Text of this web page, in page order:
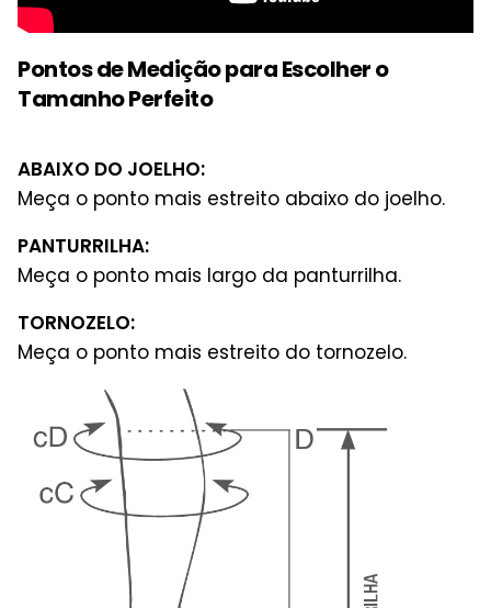
Pontos de Medição para Escolher o
Tamanho Perfeito
ABAIXO DO JOELHO:
Meça o ponto mais estreito abaixo do joelho.
PANTURRILHA:
Meça o ponto mais largo da panturrilha.
TORNOZELO:
Meça o ponto mais estreito do tornozelo.